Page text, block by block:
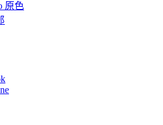
原色